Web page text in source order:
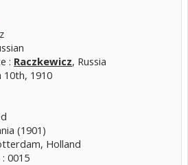
: Raczkewicz, Russia
10th, 1910
(1901)
Holland
0015